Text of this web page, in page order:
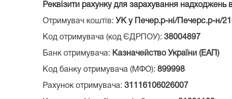
Реквізити рахунку для зарахування
Отримувач коштів: УК у Печер.р-ні/Печерс.р-н/
Код отримувача (код ЄДРПОУ): 38004897
Банк отримувача: Казначейство України (ЕАП)
Код банку отримувача (МФО): 899998
Рахунок отримувача: 31116106026007